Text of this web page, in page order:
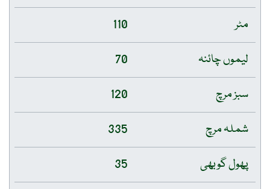
مٹر
110
لیموں چائنہ
70
سبز مرچ
120
شملہ مرچ
335
پھول گوبھی
35